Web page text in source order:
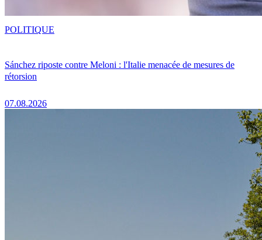
Sánchez riposte contre Meloni : l'Italie menacée de mesures de
rétorsion
07.08.2026
POLITIQUE